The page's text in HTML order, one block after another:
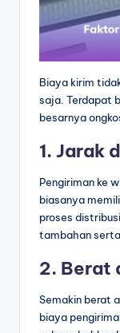
Biaya kirim
saja. Terdapat
besarnya
1. Jarak
Pengiriman ke
biasanya
proses distribusi
tambahan
2. Berat
Semakin berat
biaya